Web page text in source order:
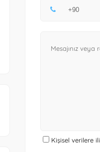
Kişisel verilere